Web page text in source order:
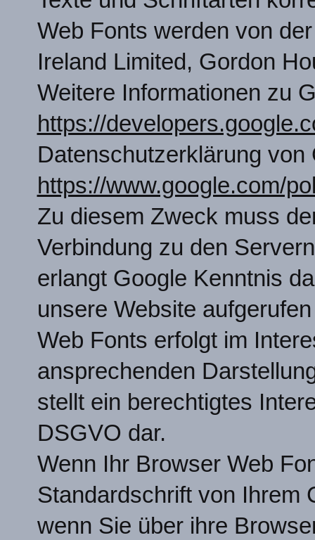
Web Fonts werden von
Ireland Limited, Gordon
Weitere Informationen zu
https://
Datenschutzerklärung von
https://www.google.com/
Zu diesem Zweck muss
Verbindung zu den
erlangt Google Kenntnis
unsere Website
Web Fonts erfolgt im
ansprechenden
stellt ein berechtigtes
DSGVO dar.
Wenn Ihr Browser Web
Standardschrift von Ihrem
wenn Sie über ihre